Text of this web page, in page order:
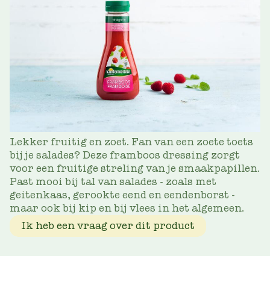
Lekker fruitig en zoet. Fan van een zoete toets
bij je salades? Deze framboos dressing zorgt
voor een fruitige streling van je smaakpapillen.
Past mooi bij tal van salades - zoals met
geitenkaas, gerookte eend en eendenborst -
maar ook bij kip en bij vlees in het algemeen.
Ik heb een vraag over dit product